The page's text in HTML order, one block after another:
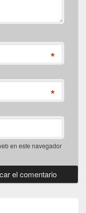
*
*
en este navegador